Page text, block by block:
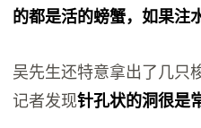
的都是活的螃蟹，如果注
吴先生还特意拿出了几只
记者发现针孔状的洞很是